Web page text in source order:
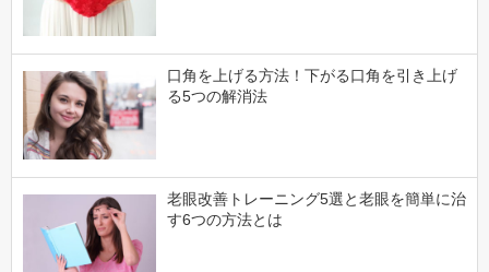
口角を上げる方法！下がる口角を引き上げ
る5つの解消法
老眼改善トレーニング5選と老眼を簡単に治
す6つの方法とは